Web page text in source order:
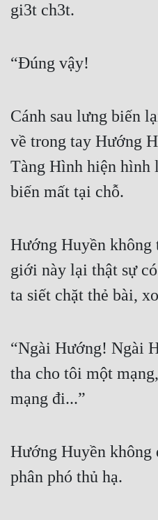
gi3t ch3t.
“Đúng vậy!
Cánh sau lưng biến
về trong tay Hướng
Tàng Hình hiện hình
biến mất tại chỗ.
Hướng Huyền không
giới này lại thật sự
ta siết chặt thẻ bài,
“Ngài Hướng! Ngài
tha cho tôi một
mạng đi...”
Hướng Huyền không
phân phó thủ hạ.